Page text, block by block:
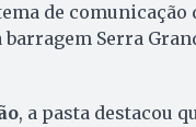
de comunicação
barragem Serra
, a pasta destacou